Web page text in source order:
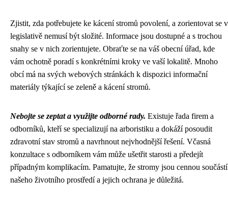
Zjistit, zda potřebujete ke kácení stromů povolení, a zorientovat se v
legislativě nemusí být složité. Informace jsou dostupné a s trochou
snahy se v nich zorientujete. Obraťte se na váš obecní úřad, kde
vám ochotně poradí s konkrétními kroky ve vaší lokalitě. Mnoho
obcí má na svých webových stránkách k dispozici informační
materiály týkající se zeleně a kácení stromů.
Nebojte se zeptat a využijte odborné rady. Existuje řada firem a
odborníků, kteří se specializují na arboristiku a dokáží posoudit
zdravotní stav stromů a navrhnout nejvhodnější řešení. Včasná
konzultace s odborníkem vám může ušetřit starosti a předejít
případným komplikacím. Pamatujte, že stromy jsou cennou součástí
našeho životního prostředí a jejich ochrana je důležitá.